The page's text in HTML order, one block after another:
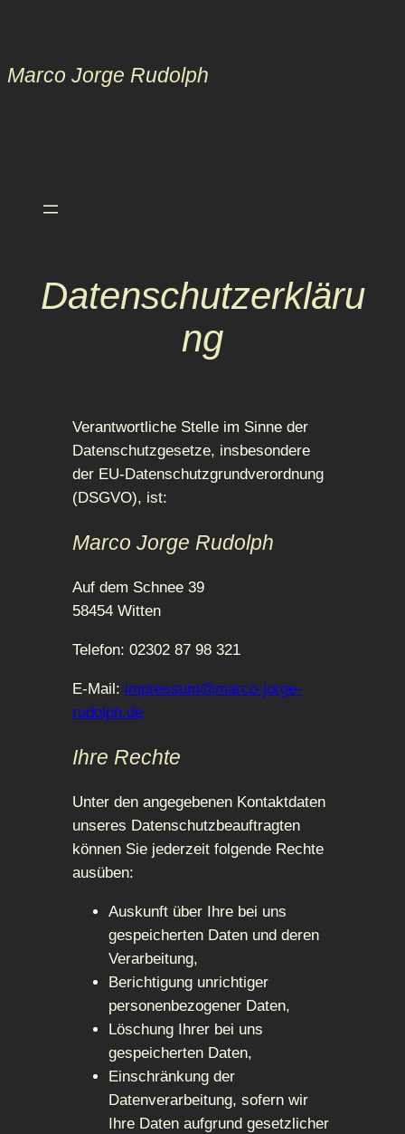
springen
Marco Jorge Rudolph
Datenschutzerkläru
ng
Verantwortliche Stelle im Sinne der
Datenschutzgesetze, insbesondere
der EU-Datenschutzgrundverordnung
(DSGVO), ist:
Marco Jorge Rudolph
Auf dem Schnee 39
58454 Witten
Telefon: 02302 87 98 321
E-Mail: impressum@marco-jorge-
rudolph.de
Ihre Rechte
Unter den angegebenen Kontaktdaten
unseres Datenschutzbeauftragten
können Sie jederzeit folgende Rechte
ausüben:
Auskunft über Ihre bei uns
gespeicherten Daten und deren
Verarbeitung,
Berichtigung unrichtiger
personenbezogener Daten,
Löschung Ihrer bei uns
gespeicherten Daten,
Einschränkung der
Datenverarbeitung, sofern wir
Ihre Daten aufgrund gesetzlicher